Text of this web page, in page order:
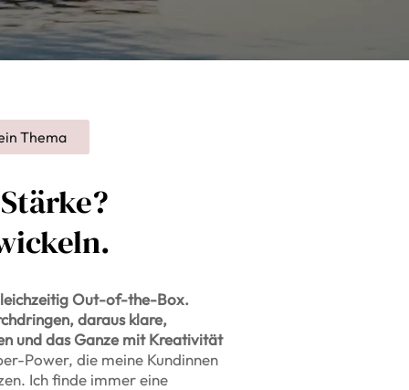
Thema
Out-of-the-Box.
daraus klare,
und das Ganze mit Kreativität
Power, die meine Kundinnen
Ich finde immer eine